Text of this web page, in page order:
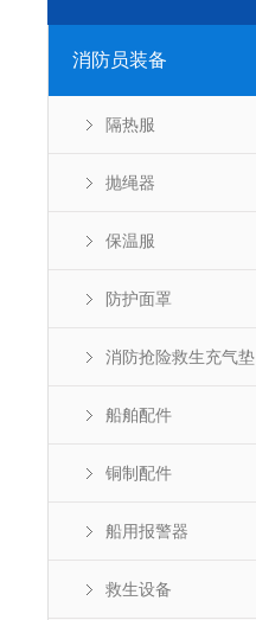
消防员装备
隔热服
抛绳器
保温服
防护面罩
消防抢险救生充气垫
船舶配件
铜制配件
船用报警器
救生设备